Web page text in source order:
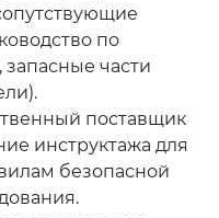
по
запасные части
поставщик
инструктажа для
безопасной